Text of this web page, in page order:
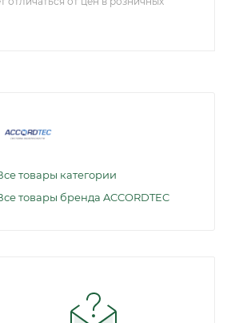
товары категории
товары бренда ACCORDTEC